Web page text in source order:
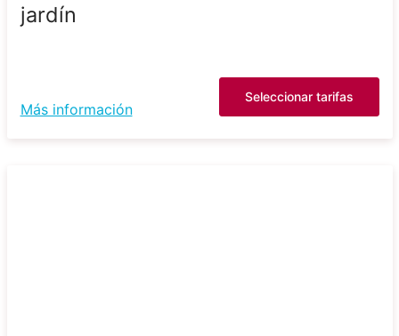
jardín
Más información
Seleccionar tarifas